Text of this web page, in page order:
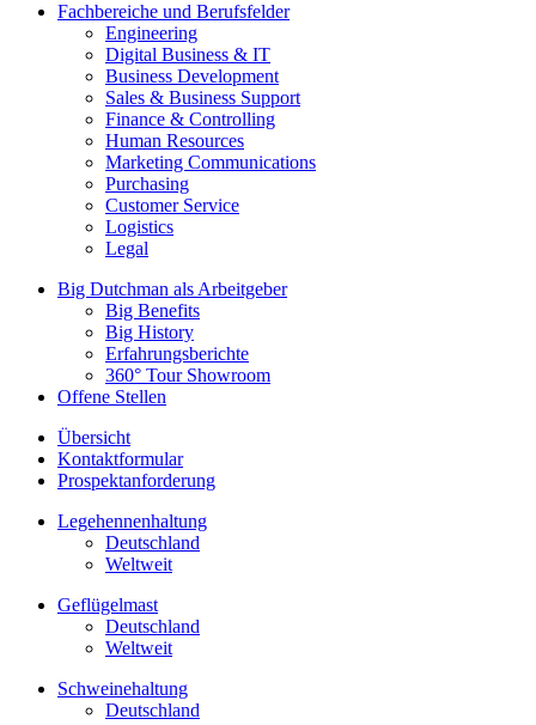
Fachbereiche und Berufsfelder
Engineering
Digital Business & IT
Business Development
Sales & Business Support
Finance & Controlling
Human Resources
Marketing Communications
Purchasing
Customer Service
Logistics
Legal
Big Dutchman als Arbeitgeber
Big Benefits
Big History
Erfahrungsberichte
360° Tour Showroom
Offene Stellen
Übersicht
Kontaktformular
Prospektanforderung
Legehennenhaltung
Deutschland
Weltweit
Geflügelmast
Deutschland
Weltweit
Schweinehaltung
Deutschland